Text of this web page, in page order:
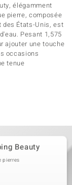
élégamment
pierre, composée
des États-Unis, est
Pesant 1,575
ajouter une touche
occasions
tenue
Beauty
pierres